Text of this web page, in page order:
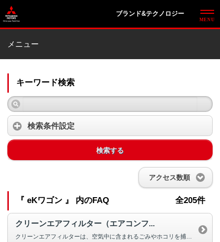
ブランド&テクノロジー
メニュー
キーワード検索
検索条件設定
検索する
アクセス数順
『 eKワゴン 』 内のFAQ 全205件
クリーンエアフィルター（エアコンフ...